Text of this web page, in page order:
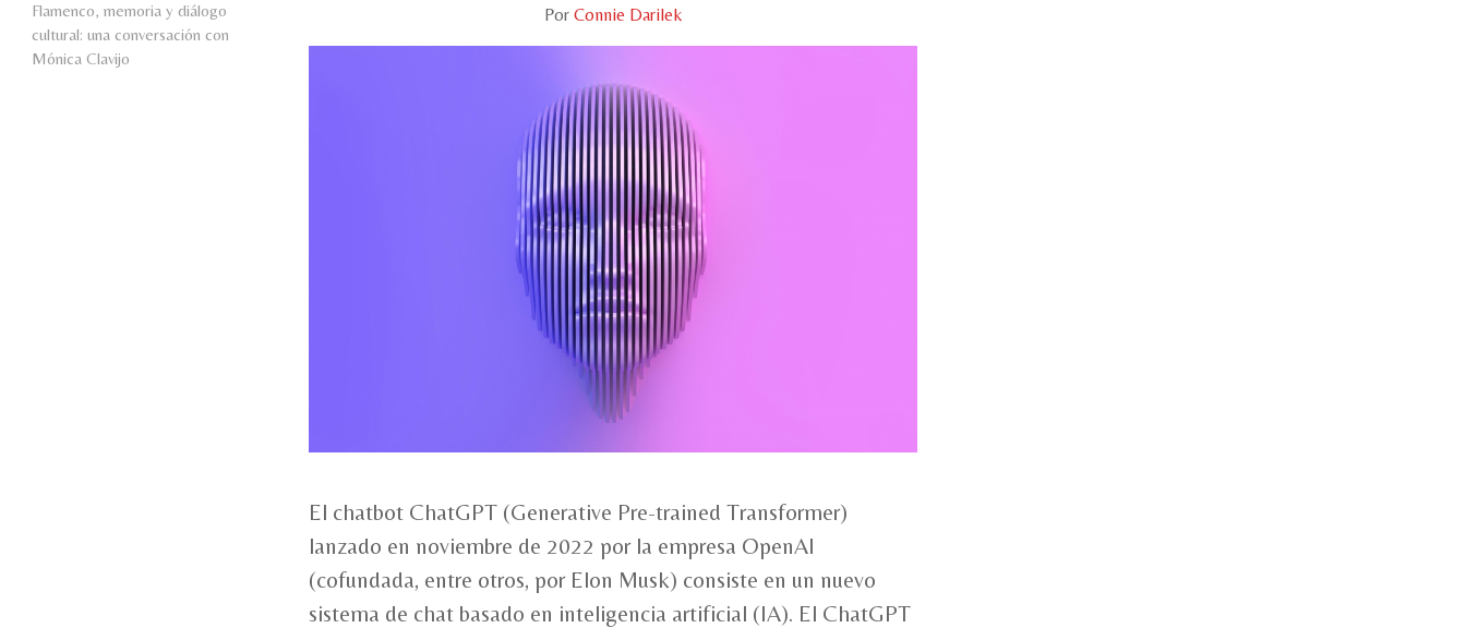
Flamenco, memoria y diálogo
cultural: una conversación con
Mónica Clavijo
Por Connie Darilek
El chatbot ChatGPT (Generative Pre-trained Transformer)
lanzado en noviembre de 2022 por la empresa OpenAI
(cofundada, entre otros, por Elon Musk) consiste en un nuevo
sistema de chat basado en inteligencia artificial (IA). El ChatGPT